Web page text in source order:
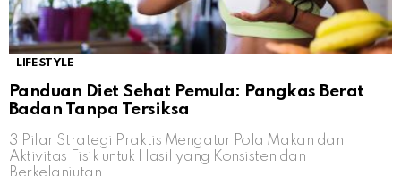
LIFESTYLE
Panduan Diet Sehat Pemula: Pangkas Berat
Badan Tanpa Tersiksa
3 Pilar Strategi Praktis Mengatur Pola Makan dan
Aktivitas Fisik untuk Hasil yang Konsisten dan